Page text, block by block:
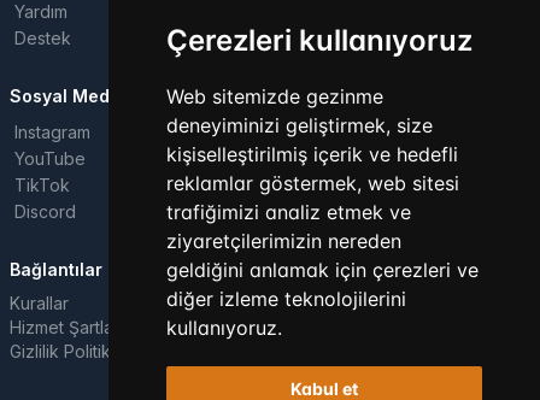
Çerezleri kullanıyoruz
Web sitemizde gezinme
deneyiminizi geliştirmek, size
kişiselleştirilmiş içerik ve hedefli
reklamlar göstermek, web sitesi
trafiğimizi analiz etmek ve
ziyaretçilerimizin nereden
geldiğini anlamak için çerezleri ve
diğer izleme teknolojilerini
kullanıyoruz.
Kabul et
Yardım
Destek
Sosyal Medya
Instagram
YouTube
TikTok
Discord
Bağlantılar
Kurallar
Hizmet Şartları
Gizlilik Politikası